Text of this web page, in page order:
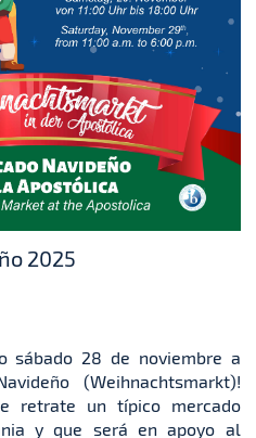
2025
sábado 28 de noviembre a
(Weihnachtsmarkt)!
retrate un típico mercado
y que será en apoyo al